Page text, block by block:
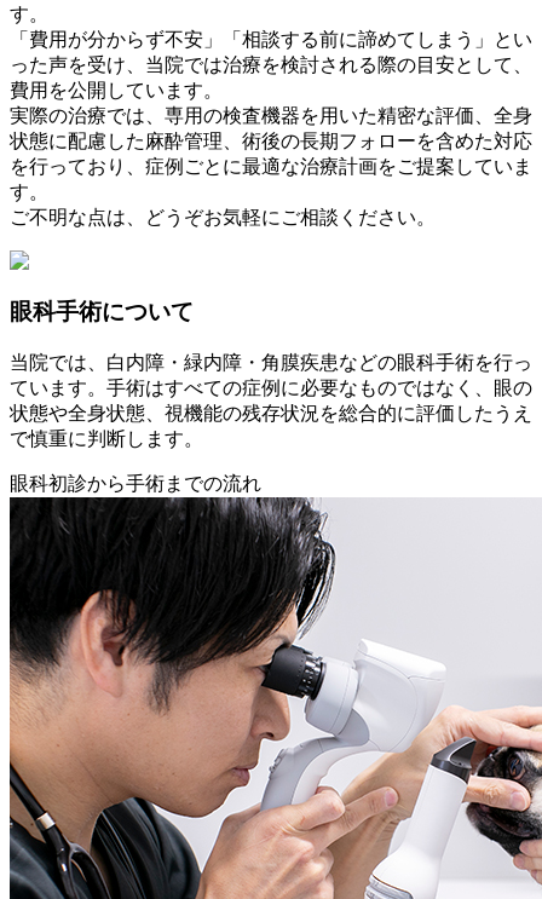
す。
「費用が分からず不安」「相談する前に諦めてしまう」とい
った声を受け、当院では治療を検討される際の目安として、
費用を公開しています。
実際の治療では、専用の検査機器を用いた精密な評価、全身
状態に配慮した麻酔管理、術後の長期フォローを含めた対応
を行っており、症例ごとに最適な治療計画をご提案していま
す。
ご不明な点は、どうぞお気軽にご相談ください。
眼科手術について
当院では、白内障・緑内障・角膜疾患などの眼科手術を行っ
ています。手術はすべての症例に必要なものではなく、眼の
状態や全身状態、視機能の残存状況を総合的に評価したうえ
で慎重に判断します。
眼科初診から手術までの流れ